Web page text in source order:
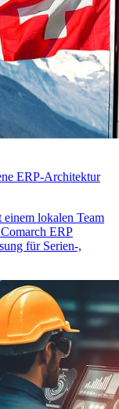
ERP-Architektur
einem lokalen Team
ERP
für Serien-,